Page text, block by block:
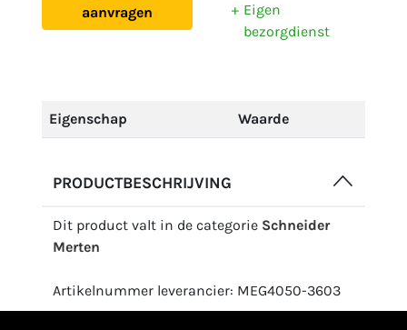
aanvragen
Eigen
bezorgdienst
Eigenschap Waarde
PRODUCTBESCHRIJVING
Dit product valt in de categorie Schneider
Merten
Artikelnummer leverancier: MEG4050-3603